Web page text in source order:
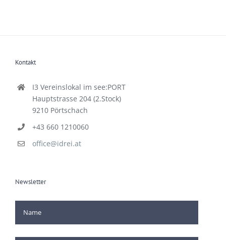
Kontakt
I3 Vereinslokal im see:PORT
Hauptstrasse 204 (2.Stock)
9210 Pörtschach
+43 660 1210060
office@idrei.at
Newsletter